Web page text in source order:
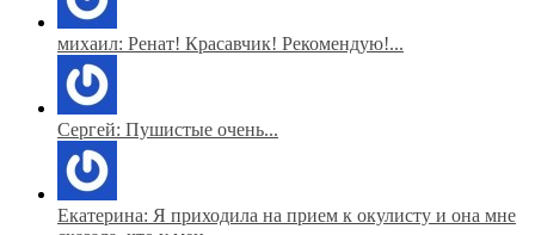
михаил: Ренат! Красавчик! Рекомендую!...
Сергей: Пушистые очень...
Екатерина: Я приходила на прием к окулисту и она мне